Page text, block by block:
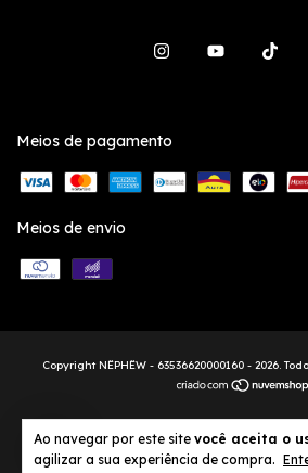
Ao navegar por este site você aceita o
agilizar a sua experiência de compra.
Meios de pagamento
Meios de envio
Copyright NËPHËW - 63536620000160 - 2026.